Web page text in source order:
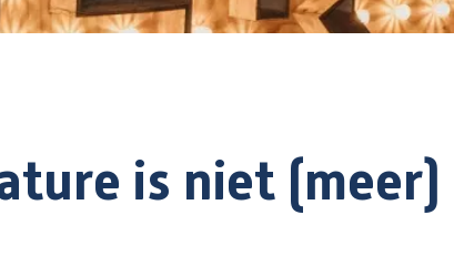
is niet (meer)